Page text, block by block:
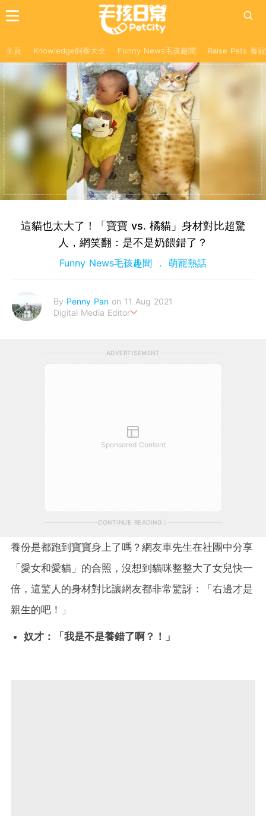
主頁 Knowledge飼養大全 Funny News毛孩趣聞 Raise Pets 養
這貓也太大了！「寶寶 vs. 橘貓」身材對比超驚
人，網笑翻：是不是奶餵錯了？
Funny News毛孩趣聞 萌寵熱話
By Penny Pan on 11 Aug 2021
Digital Media Editor
ADVERTISEMENT
Sponsored Content
CONTINUE READING
養份是都跑到寶寶身上了嗎？網友車先生在社團中分享
「愛女和愛貓」的合照，沒想到貓咪整整大了女兒快一
倍，這驚人的身材對比讓網友都非常驚訝：「右邊才是
親生的吧！」
奴才：「我是不是養錯了啊？！」